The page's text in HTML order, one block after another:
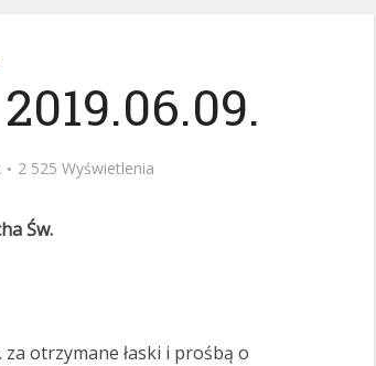
2 525 Wyświetlenia
Św.
otrzymane łaski i prośbą o